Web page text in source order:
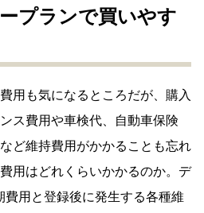
プランで買いやす
用も気になるところだが、購入
ス費用や車検代、自動車保険
ど維持費用がかかることも忘れ
用はどれくらいかかるのか。デ
費用と登録後に発生する各種維